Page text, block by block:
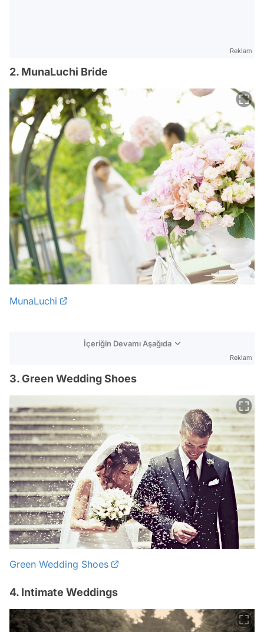
Reklam
2. MunaLuchi Bride
MunaLuchi
İçeriğin Devamı Aşağıda
Reklam
3. Green Wedding Shoes
Green Wedding Shoes
4. Intimate Weddings